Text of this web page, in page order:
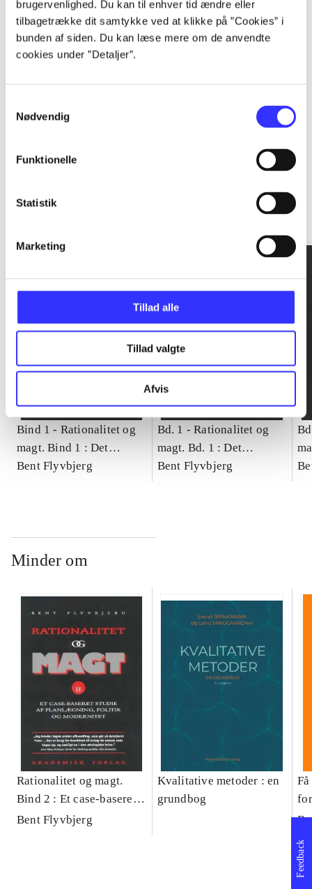
brugervenlighed. Du kan til enhver tid ændre eller
tilbagetrække dit samtykke ved at klikke på ”Cookies” i
bunden af siden. Du kan læse mere om de anvendte
cookies under ”Detaljer”.
Nødvendig
Funktionelle
Statistik
Marketing
Tillad alle
Tillad valgte
Afvis
...
Bind 1 - Rationalitet og
magt. Bind 1 : Det
konkretes videnskab
Bent Flyvbjerg
Bd. 1 -Rationalitet og
magt. Bd. 1 : Det
konkretes videnskab
Bent Flyvbjerg
Minder om
Rationalitet og magt.
Bind 2 : Et case-baseret
studie af planlægning,
Bent Flyvbjerg
Kvalitative metoder : en
grundbog
Feedback